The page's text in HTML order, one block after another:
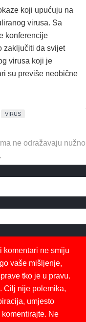
koji upućuju na
virusa. Sa
konferencije
zaključiti da svijet
virusa koji je
su previše neobične
VIRUS
ne odražavaju nužno
komentari ne smiju
vaše mišljenje,
tko je u pravu.
Cilj nije polemika,
umjesto
Ne